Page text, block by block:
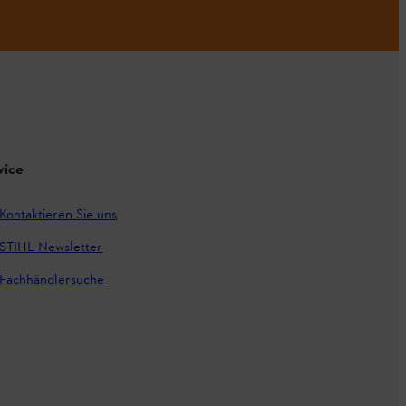
Kontaktieren Sie uns
STIHL Newsletter
Fachhändlersuche